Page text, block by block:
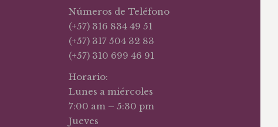
Números de Teléfono
(+57) 316 834 49 51
(+57) 317 504 32 83
(+57) 310 699 46 91
Horario:
Lunes a miércoles
7:00 am – 5:30 pm
Jueves